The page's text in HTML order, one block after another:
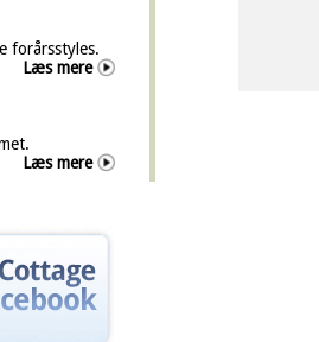
forårsstyles.
Læs mere
Læs mere